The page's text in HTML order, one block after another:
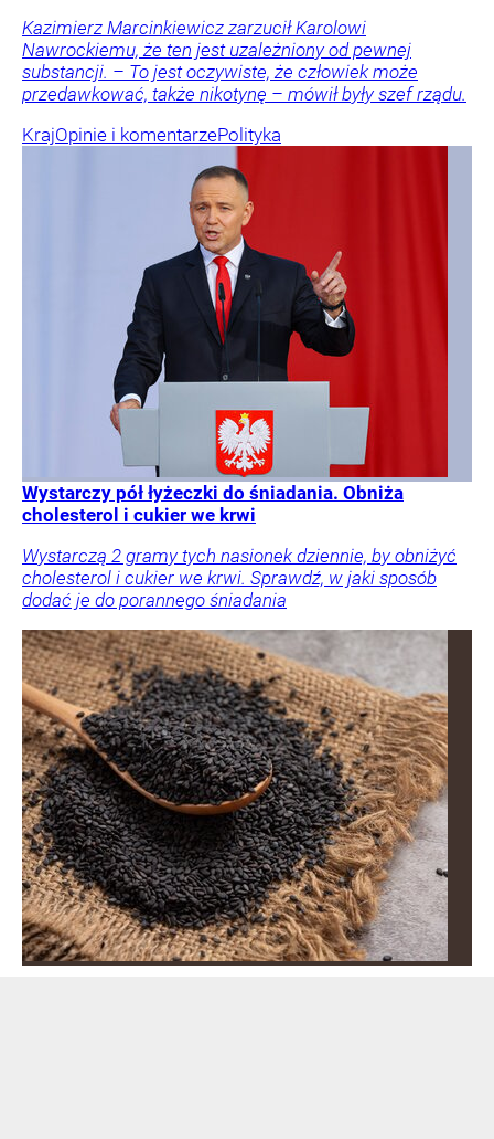
Kazimierz Marcinkiewicz zarzucił Karolowi
Nawrockiemu, że ten jest uzależniony od pewnej
substancji. – To jest oczywiste, że człowiek może
przedawkować, także nikotynę – mówił były szef rządu.
KrajOpinie i komentarzePolityka
Wystarczy pół łyżeczki do śniadania. Obniża
cholesterol i cukier we krwi
Wystarczą 2 gramy tych nasionek dziennie, by obniżyć
cholesterol i cukier we krwi. Sprawdź, w jaki sposób
dodać je do porannego śniadania